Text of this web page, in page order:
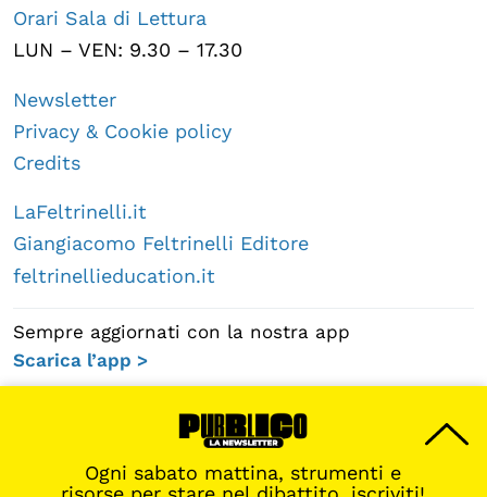
Ogni sabato mattina, strumenti e
Orari Sala di Lettura
LUN – VEN: 9.30 – 17.30
Newsletter
Privacy & Cookie policy
Credits
LaFeltrinelli.it
Giangiacomo Feltrinelli Editore
feltrinellieducation.it
Sempre aggiornati con la nostra app
Scarica l’app >